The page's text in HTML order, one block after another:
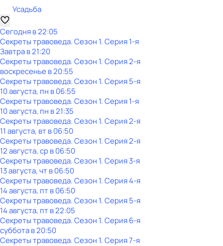
Усадьба
Сегодня в 22:05
Секреты травоведа. Сезон 1. Серия 1-я
Завтра в 21:20
Секреты травоведа. Сезон 1. Серия 2-я
воскресенье в20:55
Секреты травоведа. Сезон 1. Серия 5-я
10 августа, пн в 06:55
Секреты травоведа. Сезон 1. Серия 1-я
10 августа, пн в 21:35
Секреты травоведа. Сезон 1. Серия 2-я
11 августа, вт в 06:50
Секреты травоведа. Сезон 1. Серия 2-я
12 августа, ср в 06:50
Секреты травоведа. Сезон 1. Серия 3-я
13 августа, чт в 06:50
Секреты травоведа. Сезон 1. Серия 4-я
14 августа, пт в 06:50
Секреты травоведа. Сезон 1. Серия 5-я
14 августа, пт в 22:05
Секреты травоведа. Сезон 1. Серия 6-я
субботав20:50
Секреты травоведа. Сезон 1. Серия 7-я